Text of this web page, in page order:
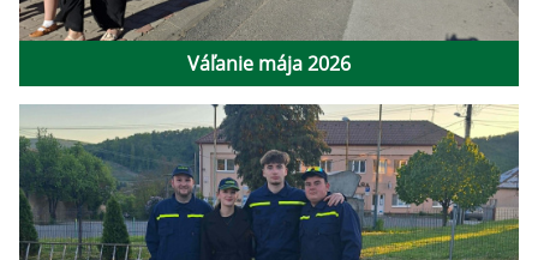
Váľanie mája 2026